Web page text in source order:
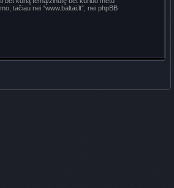
tačiau nei “www.baltai.lt”, nei phpBB